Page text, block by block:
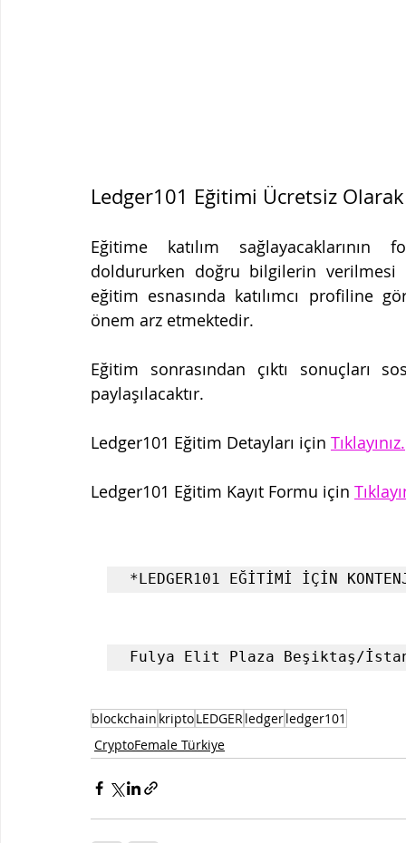
Ledger101 Eğitimi Ücretsiz
Eğitime katılım sağlayacaklarının
doldururken doğru bilgilerin
eğitim esnasında katılımcı profiline
önem arz etmektedir.
Eğitim sonrasından çıktı sonuçları
paylaşılacaktır.
Ledger101 Eğitim Detayları için Tıklayınız.
Ledger101 Eğitim Kayıt Formu için
Fulya Elit Plaza Beşiktaş/
blockchain kriptoLEDGER ledgerledger101
CryptoFemale Türkiye